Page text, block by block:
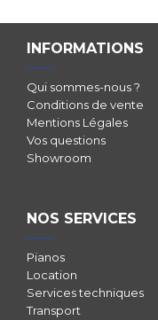
INFORMATIONS
Qui sommes-nous ?
Conditions de vente
Mentions Légales
Vos questions
Showroom
NOS SERVICES
Pianos
Location
Services techniques
Transport